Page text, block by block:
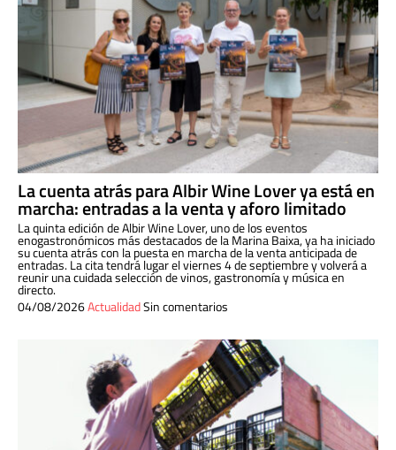
La cuenta atrás para Albir Wine Lover ya está en
marcha: entradas a la venta y aforo limitado
La quinta edición de Albir Wine Lover, uno de los eventos
enogastronómicos más destacados de la Marina Baixa, ya ha iniciado
su cuenta atrás con la puesta en marcha de la venta anticipada de
entradas. La cita tendrá lugar el viernes 4 de septiembre y volverá a
reunir una cuidada selección de vinos, gastronomía y música en
directo.
04/08/2026ActualidadSin comentarios